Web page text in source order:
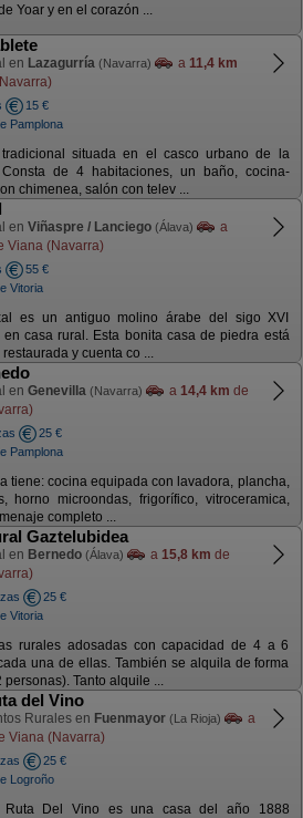
Yoar y en el corazón ...
en Lazagurría (Navarra) a 11,4 km
15 €
Pamplona
situada en el casco urbano de la
Consta de 4 habitaciones, un baño, cocina-
chimenea, salón con telev ...
en Viñaspre / Lanciego (Álava)
a
Viana (Navarra)
55 €
Vitoria
es un antiguo molino árabe del sigo XVI
en casa rural. Esta bonita casa de piedra está
y cuenta co ...
en Genevilla (Navarra) a 14,4 km de
25 €
Pamplona
tiene: cocina equipada con lavadora, plancha,
horno microondas, frigorífico, vitroceramica,
completo ...
Gaztelubidea
en Bernedo (Álava) a 15,8 km de
25 €
Vitoria
rurales adosadas con capacidad de 4 a 6
una de ellas. También se alquila de forma
personas). Tanto alquile ...
del Vino
Rurales en Fuenmayor (La Rioja)
a
Viana (Navarra)
25 €
Logroño
Ruta Del Vino es una casa del año 1888